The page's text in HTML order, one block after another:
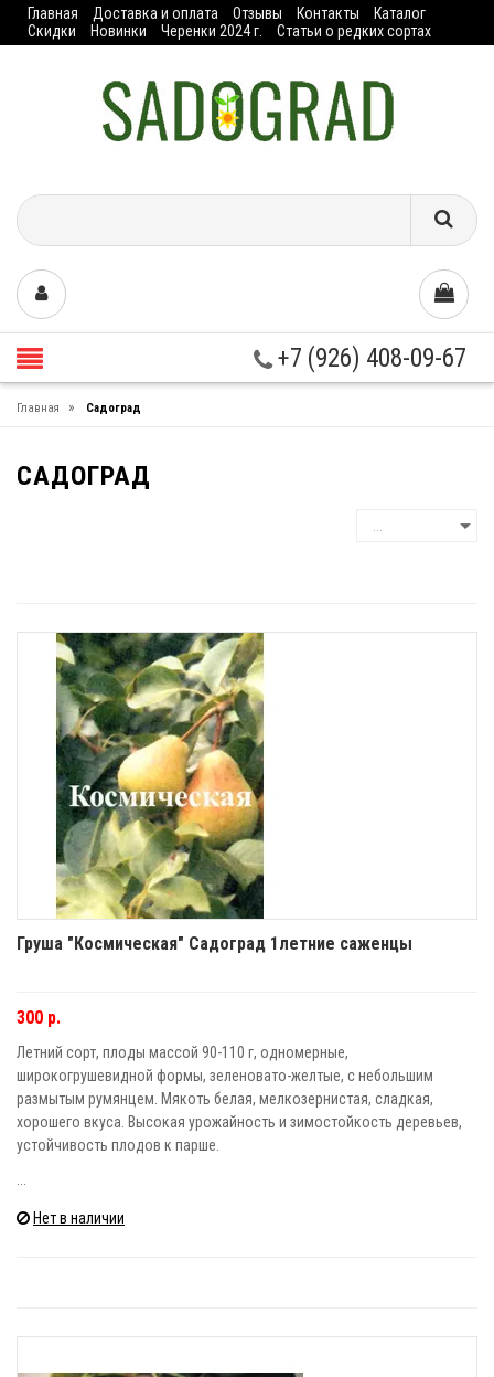
Главная Доставка и оплата Отзывы Контакты
Каталог
Скидки
Новинки Черенки 2024 г. Статьи о редких сортах
+7 (926) 408-09-67
Главная » Садоград
САДОГРАД
Груша "Космическая" Садоград 1летние саженцы
300 р.
Летний сорт, плоды массой 90-110 г, одномерные,
широкогрушевидной формы, зеленовато-желтые, с небольшим
размытым румянцем. Мякоть белая, мелкозернистая, сладкая,
хорошего вкуса. Высокая урожайность и зимостойкость деревьев,
устойчивость плодов к парше.
Нет в наличии